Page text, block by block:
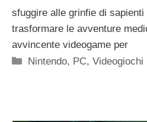
sfuggire alle grinfie di
trasformare le avventure
avvincente videogame per
Categorie
Nintendo, PC,Videogiochi